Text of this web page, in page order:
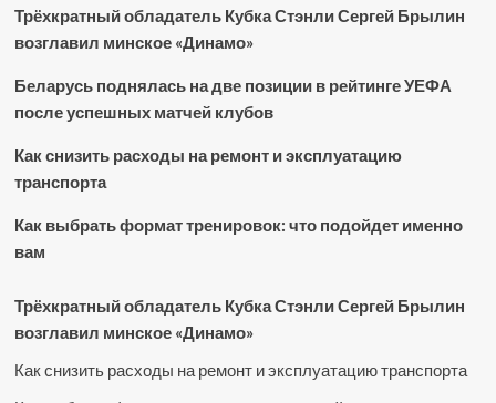
Трёхкратный обладатель Кубка Стэнли Сергей Брылин
возглавил минское «Динамо»
Беларусь поднялась на две позиции в рейтинге УЕФА
после успешных матчей клубов
Как снизить расходы на ремонт и эксплуатацию
транспорта
Как выбрать формат тренировок: что подойдет именно
вам
Трёхкратный обладатель Кубка Стэнли Сергей Брылин
возглавил минское «Динамо»
Как снизить расходы на ремонт и эксплуатацию транспорта